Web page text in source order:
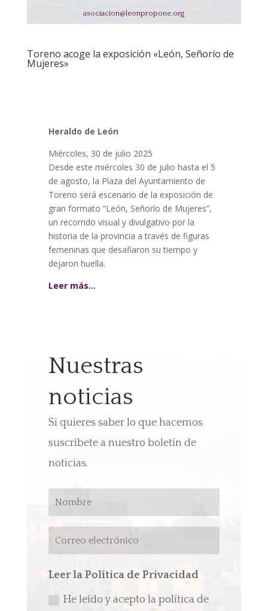
asociacion@leonpropone.org
Toreno acoge la exposición «León, Señorío de
Mujeres»
Heraldo de León
Miércoles, 30 de julio 2025
Desde este miércoles 30 de julio hasta el 5
de agosto, la Plaza del Ayuntamiento de
Toreno será escenario de la exposición de
gran formato “León, Señorío de Mujeres”,
un recorrido visual y divulgativo por la
historia de la provincia a través de figuras
femeninas que desafiaron su tiempo y
dejaron huella.
Leer más…
Nuestras
noticias
Si quieres saber lo que hacemos
suscríbete a nuestro boletín de
noticias.
Leer la Política de Privacidad
He leído y acepto la política de